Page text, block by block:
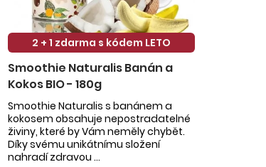
2 + 1 zdarma s kódem LETO
Smoothie Naturalis Banán a
Kokos BIO - 180g
Smoothie Naturalis s banánem a
kokosem obsahuje nepostradatelné
živiny, které by Vám neměly chybět.
Díky svému unikátnímu složení
nahradí zdravou ...